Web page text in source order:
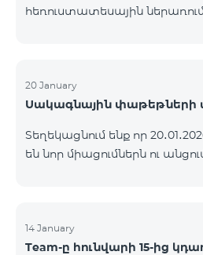
հեռուստատեսային
մուլտիպլեքս
կլինեն միայն այն
մարմինների պահանջների։
իրականացվում է
ցանկը ըստ մարզեր
20 January
Սակագնային փաթեթների
Տեղեկացնում ենք որ
են նոր միացումներն ու
14 January
Team-ը հունվարի 15-ից